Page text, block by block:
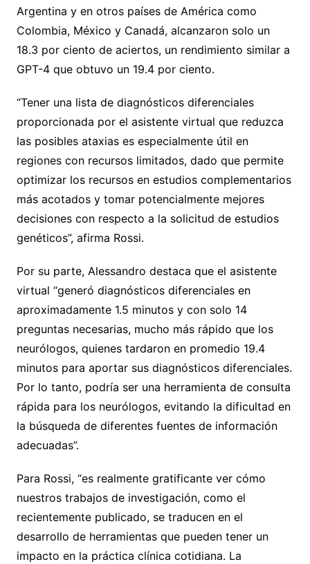
Argentina y en otros países de América como
Colombia, México y Canadá, alcanzaron solo un
18.3 por ciento de aciertos, un rendimiento similar a
GPT-4 que obtuvo un 19.4 por ciento.
“Tener una lista de diagnósticos diferenciales
proporcionada por el asistente virtual que reduzca
las posibles ataxias es especialmente útil en
regiones con recursos limitados, dado que permite
optimizar los recursos en estudios complementarios
más acotados y tomar potencialmente mejores
decisiones con respecto a la solicitud de estudios
genéticos”, afirma Rossi.
Por su parte, Alessandro destaca que el asistente
virtual “generó diagnósticos diferenciales en
aproximadamente 1.5 minutos y con solo 14
preguntas necesarias, mucho más rápido que los
neurólogos, quienes tardaron en promedio 19.4
minutos para aportar sus diagnósticos diferenciales.
Por lo tanto, podría ser una herramienta de consulta
rápida para los neurólogos, evitando la dificultad en
la búsqueda de diferentes fuentes de información
adecuadas”.
Para Rossi, “es realmente gratificante ver cómo
nuestros trabajos de investigación, como el
recientemente publicado, se traducen en el
desarrollo de herramientas que pueden tener un
impacto en la práctica clínica cotidiana. La